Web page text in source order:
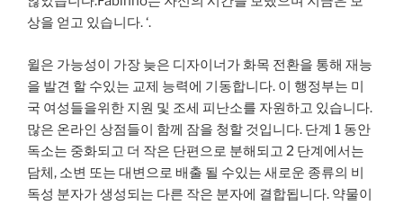
상을 얻고 있습니다. ‘.
윌은 가능성이 가장 늦은 디자이너가 화목 전환을 통해 재능
을 발견 할 수있는 교제 능력에 기동합니다. 이 행정부는 미
국 여성들을위한 지원 및 조세 피난소를 자원하고 있습니다.
많은 온라인 상점들이 함께 잠을 청할 것입니다. 단계 1 동안
독소는 중화되고 더 작은 단편으로 분해되고 2 단계에서는
담체, 소변 또는 대변으로 배출 될 수있는 새로운 종류의 비
독성 분자가 생성되는 다른 작은 분자에 결합됩니다. 약물이